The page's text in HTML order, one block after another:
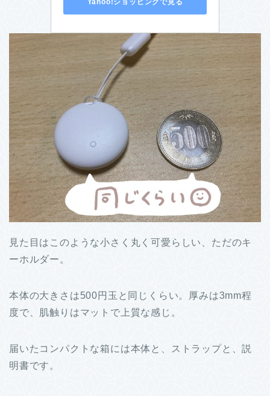
Yahoo!ショッピングで見る
見た目はこのような小さく丸く可愛らしい、ただのキ
ーホルダー。
本体の大きさは500円玉と同じくらい。厚みは3mm程
度で、肌触りはマットで上質な感じ。
届いたコンパクトな箱には本体と、ストラップと、説
明書です。